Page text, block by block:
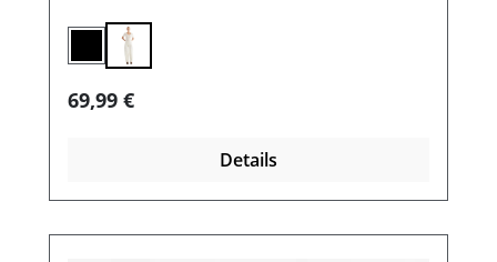
black vintage
Regulärer Preis:
69,99 €
Details